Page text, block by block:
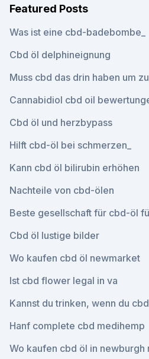
Featured Posts
Was ist eine cbd-badebombe_
Cbd öl delphineignung
Muss cbd das drin haben um
Cannabidiol cbd oil
Cbd öl und herzbypass
Hilft cbd-öl bei schmerzen_
Kann cbd öl bilirubin erhöhen
Nachteile von cbd-ölen
Beste gesellschaft für cbd-öl
Cbd öl lustige bilder
Wo kaufen cbd öl newmarket
Ist cbd flower legal in va
Kannst du trinken, wenn du cbd
Hanf complete cbd medihemp
Wo kaufen cbd öl in newburgh